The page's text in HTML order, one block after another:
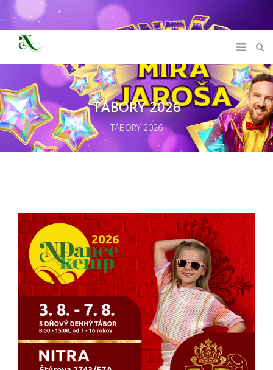
TÁBORY 2026
TÁBORY 2026